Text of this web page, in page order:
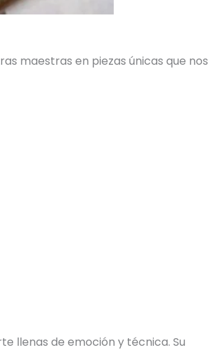
maestras en piezas únicas que nos
llenas de emoción y técnica. Su